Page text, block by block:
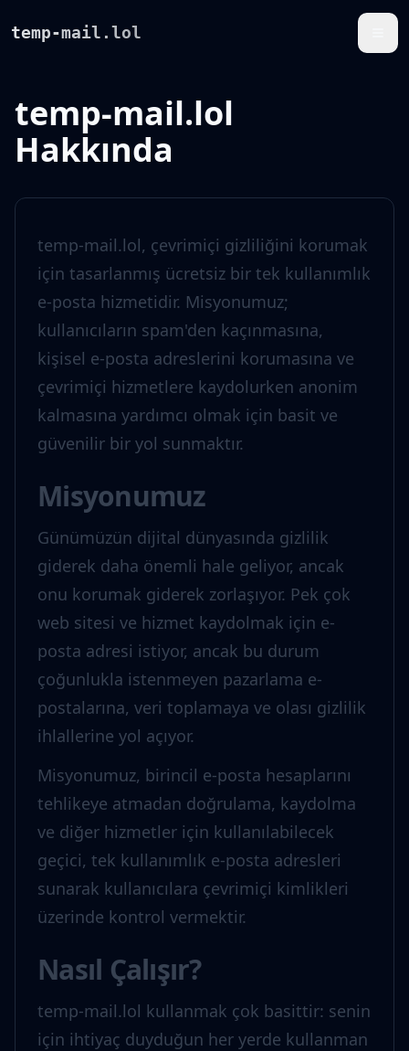
temp-mail.lol
temp-mail.lol
Hakkında
temp-mail.lol, çevrimiçi gizliliğini korumak
için tasarlanmış ücretsiz bir tek kullanımlık
e-posta hizmetidir. Misyonumuz;
kullanıcıların spam'den kaçınmasına,
kişisel e-posta adreslerini korumasına ve
çevrimiçi hizmetlere kaydolurken anonim
kalmasına yardımcı olmak için basit ve
güvenilir bir yol sunmaktır.
Misyonumuz
Günümüzün dijital dünyasında gizlilik
giderek daha önemli hale geliyor, ancak
onu korumak giderek zorlaşıyor. Pek çok
web sitesi ve hizmet kaydolmak için e-
posta adresi istiyor, ancak bu durum
çoğunlukla istenmeyen pazarlama e-
postalarına, veri toplamaya ve olası gizlilik
ihlallerine yol açıyor.
Misyonumuz, birincil e-posta hesaplarını
tehlikeye atmadan doğrulama, kaydolma
ve diğer hizmetler için kullanılabilecek
geçici, tek kullanımlık e-posta adresleri
sunarak kullanıcılara çevrimiçi kimlikleri
üzerinde kontrol vermektir.
Nasıl Çalışır?
temp-mail.lol kullanmak çok basittir: senin
için ihtiyaç duyduğun her yerde kullanman